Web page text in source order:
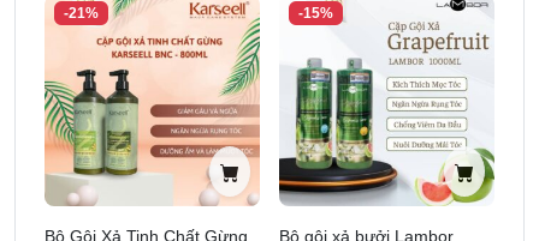
-21%
Bộ Gội Xả Tinh Chất Gừng
-15%
Bộ gội xả bưởi Lambor